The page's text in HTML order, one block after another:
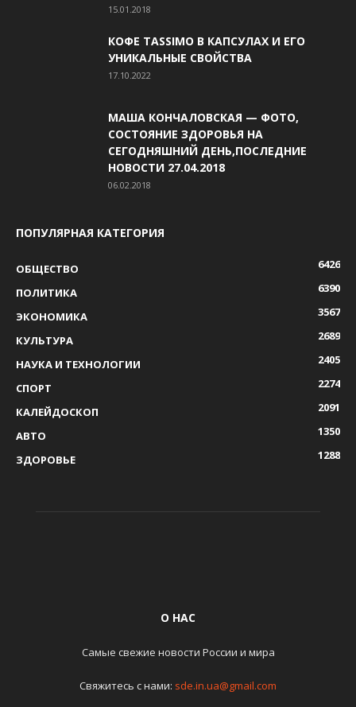
15.01.2018
КОФЕ TASSIMO В КАПСУЛАХ И ЕГО
УНИКАЛЬНЫЕ СВОЙСТВА
17.10.2022
МАША КОНЧАЛОВСКАЯ — ФОТО,
СОСТОЯНИЕ ЗДОРОВЬЯ НА
СЕГОДНЯШНИЙ ДЕНЬ,ПОСЛЕДНИЕ
НОВОСТИ 27.04.2018
06.02.2018
ПОПУЛЯРНАЯ КАТЕГОРИЯ
ОБЩЕСТВО
6426
ПОЛИТИКА
6390
ЭКОНОМИКА
3567
КУЛЬТУРА
2689
НАУКА И ТЕХНОЛОГИИ
2405
СПОРТ
2274
КАЛЕЙДОСКОП
2091
АВТО
1350
ЗДОРОВЬЕ
1288
О НАС
Самые свежие новости России и мира
Свяжитесь с нами: sde.in.ua@gmail.com